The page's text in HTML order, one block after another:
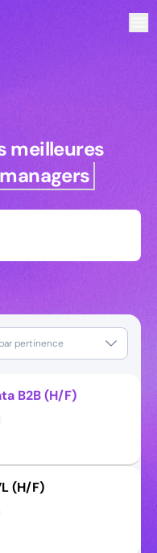
meilleures
meilleures
managers
pertinence
B2B (H/F)
(H/F)